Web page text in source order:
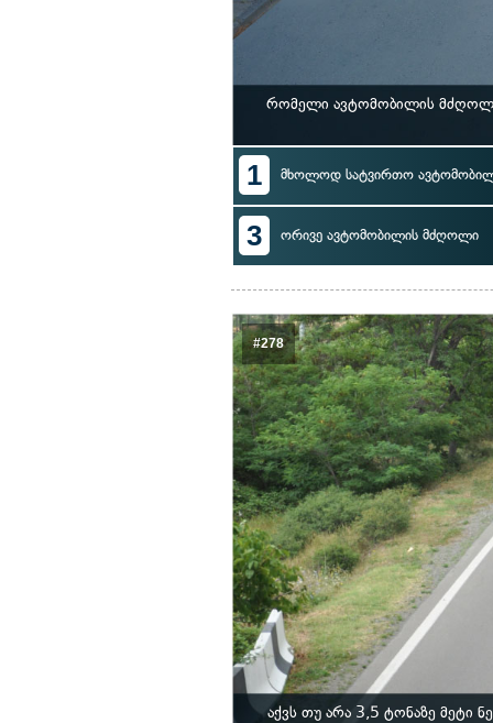
რომელი ავტომობილის მძღოლი
1 მხოლოდ სატვირთო
3 ორივე ავტომობილის მძღოლი
#278
აქვს თუ არა 3,5 ტონაზე მეტი